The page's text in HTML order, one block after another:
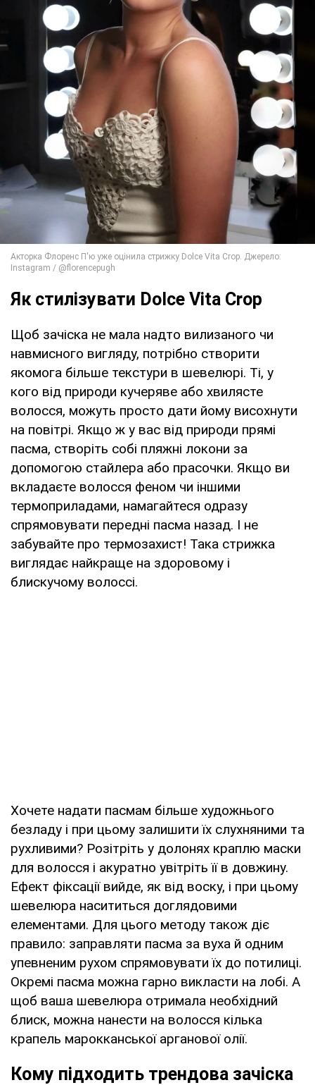
Як стилізувати Dolce Vita Crop
Щоб зачіска не мала надто вилизаного чи
навмисного вигляду, потрібно створити
якомога більше текстури в шевелюрі. Ті, у
кого від природи кучеряве або хвилясте
волосся, можуть просто дати йому висохнути
на повітрі. Якщо ж у вас від природи прямі
пасма, створіть собі пляжні локони за
допомогою стайлера або прасочки. Якщо ви
вкладаєте волосся феном чи іншими
термоприладами, намагайтеся одразу
спрямовувати передні пасма назад. І не
забувайте про термозахист! Така стрижка
виглядає найкраще на здоровому і
блискучому волоссі.
Хочете надати пасмам більше художнього
безладу і при цьому залишити їх слухняними та
рухливими? Розітріть у долонях краплю маски
для волосся і акуратно увітріть її в довжину.
Ефект фіксації вийде, як від воску, і при цьому
шевелюра насититься доглядовими
елементами. Для цього методу також діє
правило: заправляти пасма за вуха й одним
упевненим рухом спрямовувати їх до потилиці.
Окремі пасма можна гарно викласти на лобі. А
щоб ваша шевелюра отримала необхідний
блиск, можна нанести на волосся кілька
крапель марокканської арганової олії.
Кому підходить трендова зачіска